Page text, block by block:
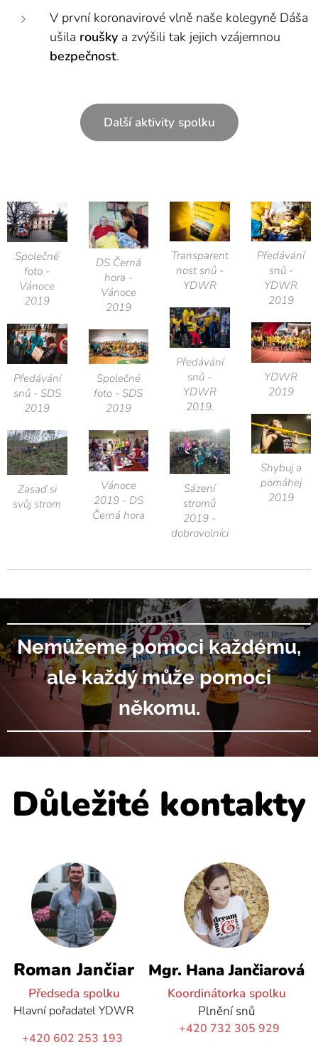
V první koronavirové vlně naše kolegyně Dáša
ušila roušky a zvýšili tak jejich vzájemnou
bezpečnost.
Další aktivity spolku
Společné
foto -
Vánoce
2019
DS Černá
hora -
Vánoce
2019
Transparent
nost snů -
YDWR
Předávání
snů -
YDWR
2019
Předávání
snů -
YDWR
2019.
YDWR
2019
Předávání
snů - SDS
2019
Společné
foto - SDS
2019
Shybuj a
pomáhej
2019
Sázení
stromů
2019 -
dobrovolníci
Zasaď si
svůj strom
Vánoce
2019 - DS
Černá hora
Nemůžeme pomoci každému,
ale každý může pomoci
někomu.
Důležité kontakty
Roman Jančiar
Předseda spolku
Hlavní pořadatel YDWR
+420 602 253 193
Mgr. Hana Jančiarová
Koordinátorka spolku
Plnění snů
+420 732 305 929